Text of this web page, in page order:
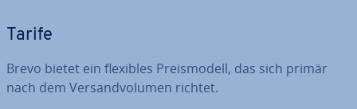
Tarife
Brevo bietet ein flexibles Preis­mo­dell, das sich primär
nach dem Ver­sand­vo­lu­men richtet.